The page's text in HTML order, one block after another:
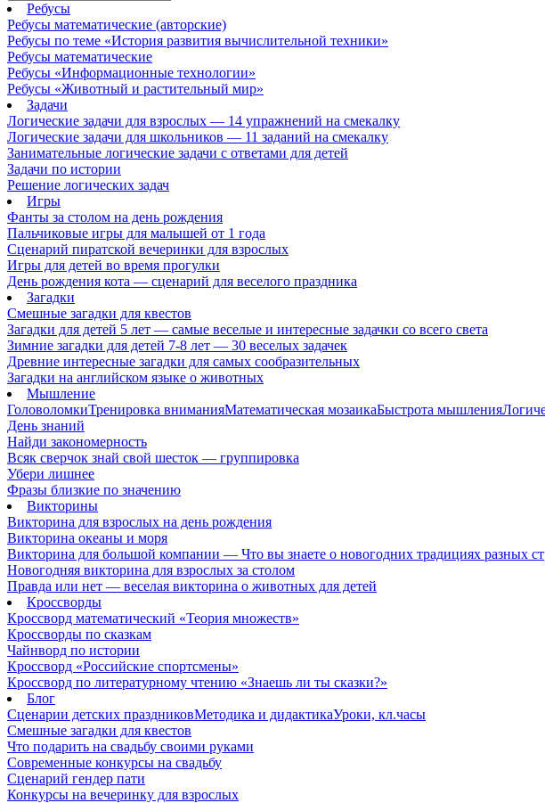
Ребусы
Ребусы математические (авторские)
Ребусы по теме «История развития вычислительной техники»
Ребусы математические
Ребусы «Информационные технологии»
Ребусы «Животный и растительный мир»
Задачи
Логические задачи для взрослых — 14 упражнений на смекалку
Логические задачи для школьников — 11 заданий на смекалку
Занимательные логические задачи с ответами для детей
Задачи по истории
Решение логических задач
Игры
Фанты за столом на день рождения
Пальчиковые игры для малышей от 1 года
Сценарий пиратской вечеринки для взрослых
Игры для детей во время прогулки
День рождения кота — сценарий для веселого праздника
Загадки
Смешные загадки для квестов
Загадки для детей 5 лет — самые веселые и интересные задачки со всего света
Зимние загадки для детей 7-8 лет — 30 веселых задачек
Древние интересные загадки для самых сообразительных
Загадки на английском языке о животных
Мышление
ГоловоломкиТренировка вниманияМатематическая мозаикаБыстрота мышления
День знаний
Найди закономерность
Всяк сверчок знай свой шесток — группировка
Убери лишнее
Фразы близкие по значению
Викторины
Викторина для взрослых на день рождения
Викторина океаны и моря
Викторина для большой компании — Что вы знаете о новогодних традициях разных
Новогодняя викторина для взрослых за столом
Правда или нет — веселая викторина о животных для детей
Кроссворды
Кроссворд математический «Теория множеств»
Кроссворды по сказкам
Чайнворд по истории
Кроссворд «Российские спортсмены»
Кроссворд по литературному чтению «Знаешь ли ты сказки?»
Блог
Сценарии детских праздниковМетодика и дидактикаУроки, кл.часы
Смешные загадки для квестов
Что подарить на свадьбу своими руками
Современные конкурсы на свадьбу
Сценарий гендер пати
Конкурсы на вечеринку для взрослых